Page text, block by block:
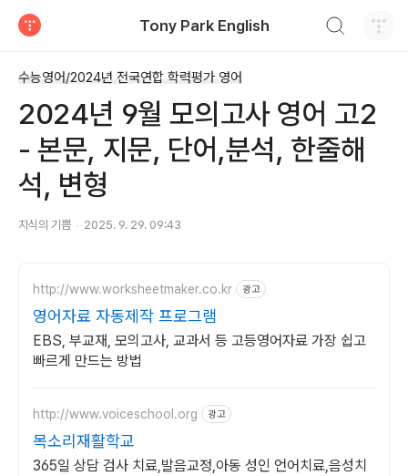
Tony Park English
수능영어/2024년 전국연합 학력평가 영어
2024년 9월 모의고사 영어 고2
- 본문, 지문, 단어,분석, 한줄해
석, 변형
지식의 기쁨 2025. 9. 29. 09:43
http://www.worksheetmaker.co.kr 광고
영어자료 자동제작 프로그램
EBS, 부교재, 모의고사, 교과서 등 고등영어자료 가장 쉽고
빠르게 만드는 방법
http://www.voiceschool.org 광고
목소리재활학교
365일 상담 검사 치료,발음교정,아동 성인 언어치료,음성치